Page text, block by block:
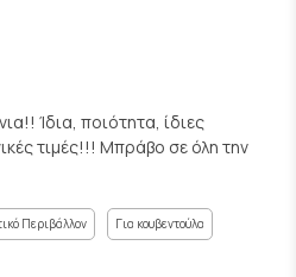
Ίδια, ποιότητα, ίδιες
τιμές!!! Μπράβο σε όλη την
Περιβάλλον Για κουβεντούλα